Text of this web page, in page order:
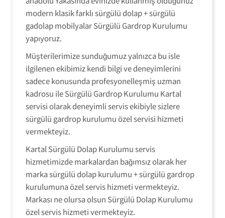
modern klasik farklı sürgülü dolap + sürgülü
gadolap mobilyalar Sürgülü Gardrop Kurulumu
yapıyoruz.
Müşterilerimize sunduğumuz yalnızca bu isle
ilgilenen ekibimiz kendi bilgi ve deneyimlerini
sadece konusunda profesyonelleşmiş uzman
kadrosu ile Sürgülü Gardrop Kurulumu Kartal
servisi olarak deneyimli servis ekibiyle sizlere
sürgülü gardrop kurulumu özel servisi hizmeti
vermekteyiz.
Kartal Sürgülü Dolap Kurulumu servis
hizmetimizde markalardan bağımsız olarak her
marka sürgülü dolap kurulumu + sürgülü gardrop
kurulumuna özel servis hizmeti vermekteyiz.
Markası ne olursa olsun Sürgülü Dolap Kurulumu
özel servis hizmeti vermekteyiz.